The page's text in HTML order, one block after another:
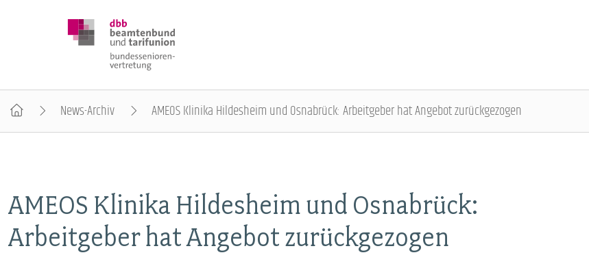
Gremien
Geschäftsführung
POSITIONEN
VERANSTALTUNGEN
Fachtagungen
Bundesseniorenkongress
News-Archiv AMEOS Klinika Hildesheim und Osnabrück: Arbeitgeber hat Angebot zurückgezogen
AMEOS Klinika Hildesheim und Osnabrück:
Arbeitgeber hat Angebot zurückgezogen